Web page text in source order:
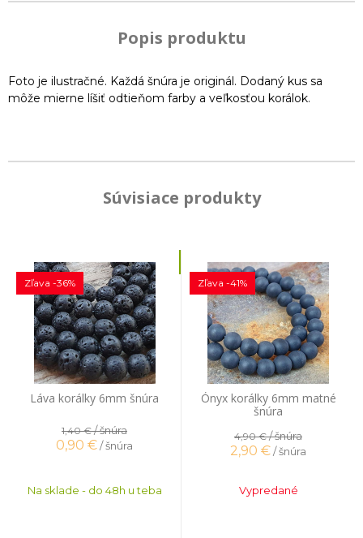
Popis produktu
Foto je ilustračné. Každá šnúra je originál. Dodaný kus sa
môže mierne líšiť odtieňom farby a veľkosťou korálok.
Súvisiace produkty
Láva korálky 6mm šnúra
Zľava -36%
1,40 €/ šnúra
0,90 €/ šnúra
Na sklade - do 48h u teba
Ónyx korálky 6mm matné
šnúra
Zľava -41%
4,90 €/ šnúra
2,90 €/ šnúra
Vypredané